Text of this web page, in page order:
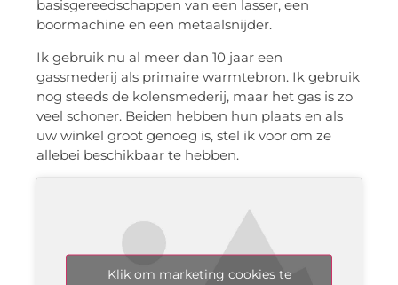
basisgereedschappen van een lasser, een
boormachine en een metaalsnijder.
Ik gebruik nu al meer dan 10 jaar een
gassmederij als primaire warmtebron. Ik gebruik
nog steeds de kolensmederij, maar het gas is zo
veel schoner. Beiden hebben hun plaats en als
uw winkel groot genoeg is, stel ik voor om ze
allebei beschikbaar te hebben.
Klik om marketing cookies te